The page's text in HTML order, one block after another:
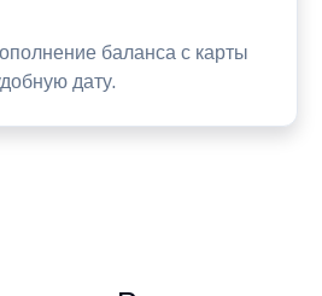
баланса с карты
дату.